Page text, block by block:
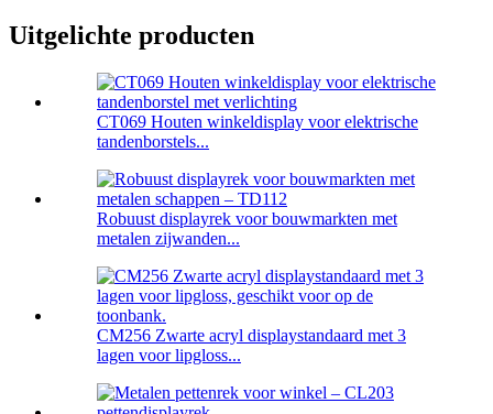
Uitgelichte producten
CT069 Houten winkeldisplay voor elektrische
tandenborstels...
Robuust displayrek voor bouwmarkten met
metalen zijwanden...
CM256 Zwarte acryl displaystandaard met 3
lagen voor lipgloss...